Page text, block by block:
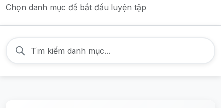
Chọn danh mục để bắt đầu luyện tập